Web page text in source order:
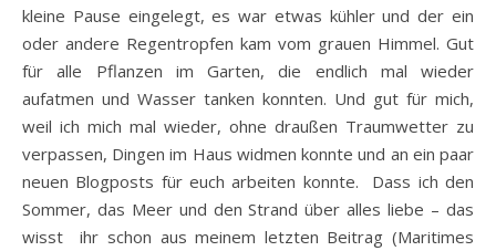
kleine Pause eingelegt, es war etwas kühler und der ein
oder andere Regentropfen kam vom grauen Himmel. Gut
für alle Pflanzen im Garten, die endlich mal wieder
aufatmen und Wasser tanken konnten. Und gut für mich,
weil ich mich mal wieder, ohne draußen Traumwetter zu
verpassen, Dingen im Haus widmen konnte und an ein paar
neuen Blogposts für euch arbeiten konnte. Dass ich den
Sommer, das Meer und den Strand über alles liebe – das
wisst ihr schon aus meinem letzten Beitrag (Maritimes